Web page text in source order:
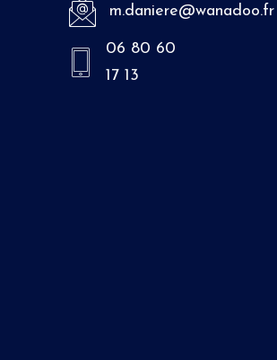
m.daniere@wanadoo.fr
06 80 60
17 13